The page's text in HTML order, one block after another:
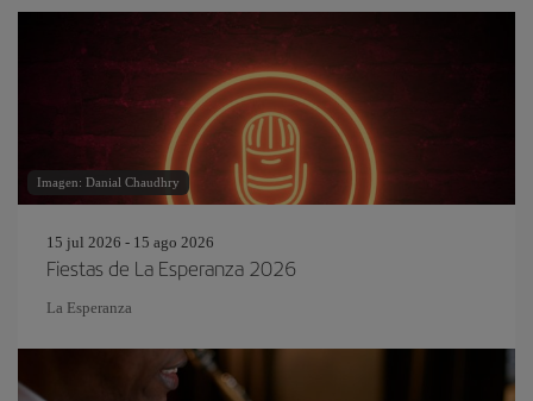
Imagen: Danial Chaudhry
15 jul 2026 - 15 ago 2026
Fiestas de La Esperanza 2026
La Esperanza